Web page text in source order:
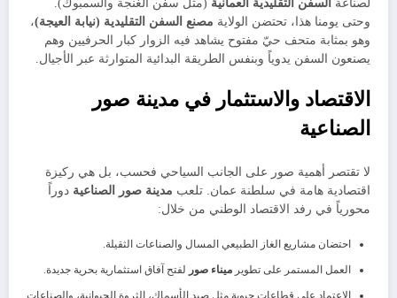
لصناعة السفن التقليدية العمانية (مثل سفن الغنجة والسمبوك).
وحتى يومنا هذا، تحتضن الولاية مصنع السفن التقليدية (نيابة العيجة)،
وهو بمثابة متحف حيّ مفتوح يشاهد فيه الزوار كبار الحرفيين وهم
يصنعون السفن يدوياً وبنفس الطريقة البدائية المتوارثة عبر الأجيال.
​الاقتصاد والاستثمار في مدينة صور
الصناعية
​لا تقتصر أهمية صور على الجانب السياحي فحسب، بل هي ركيزة
اقتصادية هامة في سلطنة عمان. تلعب مدينة صور الصناعية دوراً
محورياً في رفد الاقتصاد الوطني من خلال:
​احتضان مشاريع الغاز الطبيعي المسال والصناعات الثقيلة.
​العمل المستمر على تطوير ميناء صور لفتح آفاق استثمارية بحرية جديدة.
​الاعتماد على قطاعات حيوية مثل صيد الأسماك، الثروة الحيوانية، والصناعات